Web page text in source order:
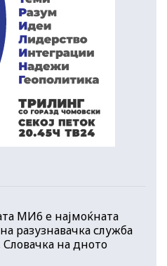
МИ6 е најмоќната
разузнавачка служба
Словачка на дното